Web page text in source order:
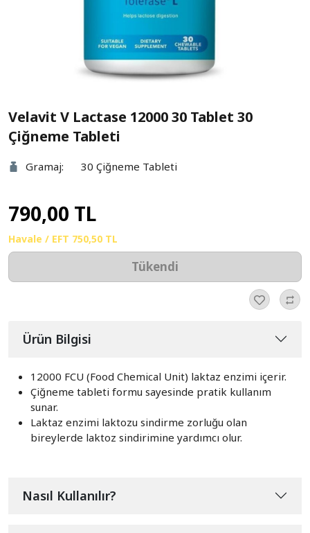
Velavit V Lactase 12000 30 Tablet 30
Çiğneme Tableti
Gramaj: 30 Çiğneme Tableti
790,00 TL
Havale / EFT 750,50 TL
Tükendi
Ürün Bilgisi
12000 FCU (Food Chemical Unit) laktaz enzimi içerir.
Çiğneme tableti formu sayesinde pratik kullanım
sunar.
Laktaz enzimi laktozu sindirme zorluğu olan
bireylerde laktoz sindirimine yardımcı olur.
Nasıl Kullanılır?